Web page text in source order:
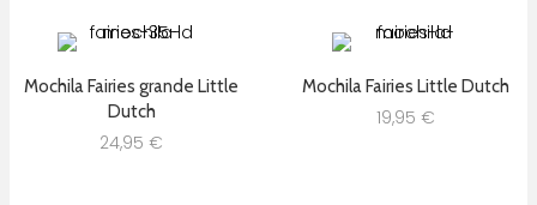
Mochila Fairies grande Little
Dutch
24,95 €
Mochila Fairies Little Dutch
19,95 €